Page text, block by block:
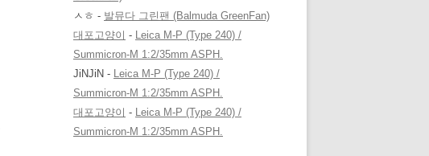
ㅅㅎ - 발뮤다 그린팬 (Balmuda GreenFan)
대포고양이 - Leica M-P (Type 240) /
Summicron-M 1:2/35mm ASPH.
JiNJiN - Leica M-P (Type 240) /
Summicron-M 1:2/35mm ASPH.
대포고양이 - Leica M-P (Type 240) /
Summicron-M 1:2/35mm ASPH.